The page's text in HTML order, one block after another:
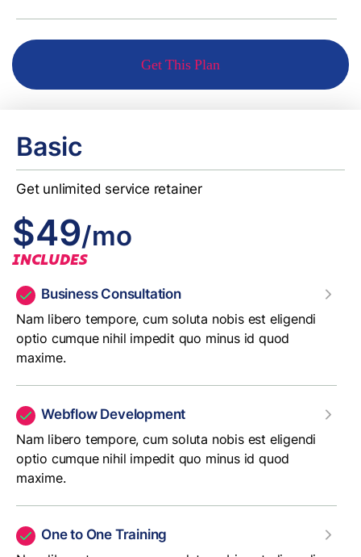
Get This Plan
Basic
Get unlimited service retainer
$49/mo
INCLUDES
Business Consultation
Nam libero tempore, cum soluta nobis est eligendi
optio cumque nihil impedit quo minus id quod
maxime.
Webflow Development
Nam libero tempore, cum soluta nobis est eligendi
optio cumque nihil impedit quo minus id quod
maxime.
One to One Training